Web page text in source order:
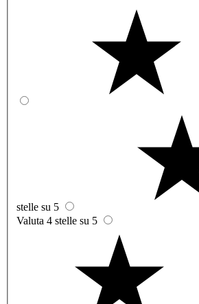
stelle su 5
Valuta 4 stelle su 5